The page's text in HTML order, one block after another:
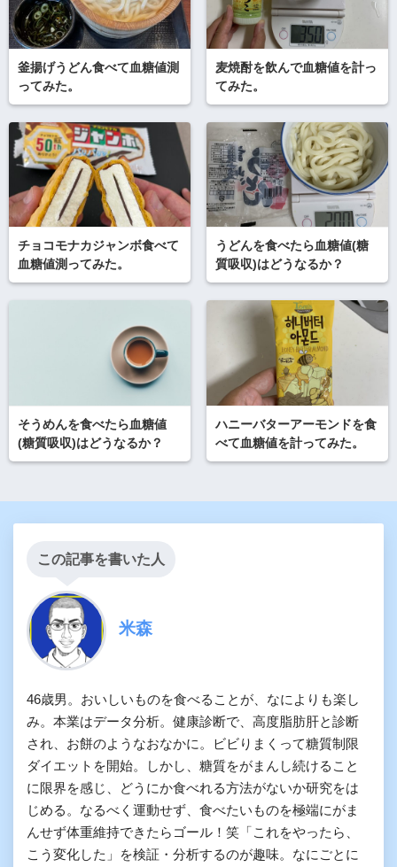
釜揚げうどん食べて血糖値測
ってみた。
麦焼酎を飲んで血糖値を計っ
てみた。
チョコモナカジャンボ食べて
血糖値測ってみた。
うどんを食べたら血糖値(糖
質吸収)はどうなるか？
そうめんを食べたら血糖値
(糖質吸収)はどうなるか？
ハニーバターアーモンドを食
べて血糖値を計ってみた。
この記事を書いた人
米森
46歳男。おいしいものを食べることが、なによりも楽し
み。本業はデータ分析。健康診断で、高度脂肪肝と診断
され、お餅のようなおなかに。ビビりまくって糖質制限
ダイエットを開始。しかし、糖質をがまんし続けること
に限界を感じ、どうにか食べれる方法がないか研究をは
じめる。なるべく運動せず、食べたいものを極端にがま
んせず体重維持できたらゴール！笑「これをやったら、
こう変化した」を検証・分析するのが趣味。なにごとに